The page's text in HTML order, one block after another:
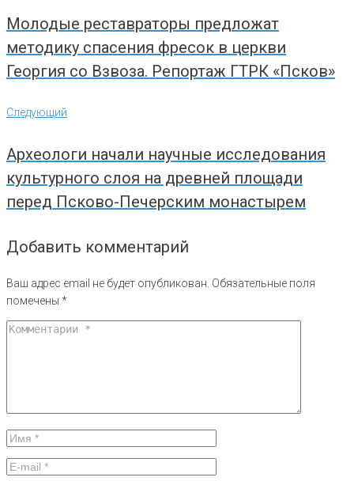
Молодые реставраторы предложат
методику спасения фресок в церкви
Георгия со Взвоза. Репортаж ГТРК «Псков»
Следующий
Следующий
Археологи начали научные исследования
культурного слоя на древней площади
перед Псково-Печерским монастырем
Добавить комментарий
Ваш адрес email не будет опубликован. Обязательные поля
помечены *